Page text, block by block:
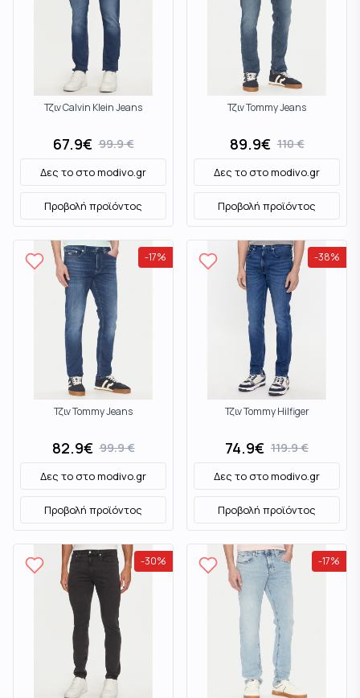
Τζιν Calvin Klein Jeans
67.9€ 99.9€
Δες το στοmodivo.gr
Προβολή προϊόντος
Τζιν Tommy Jeans
89.9€ 110€
Δες το στοmodivo.gr
Προβολή προϊόντος
-17%
Τζιν Tommy Jeans
82.9€ 99.9€
Δες το στοmodivo.gr
Προβολή προϊόντος
-38%
Τζιν Tommy Hilfiger
74.9€ 119.9€
Δες το στοmodivo.gr
Προβολή προϊόντος
-30% -17%